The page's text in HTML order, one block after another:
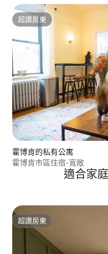
超讚房東
超讚房東
霍博肯的私有公寓
霍博肯市區住宿-寬敞
適合家
超讚房東
超讚房東